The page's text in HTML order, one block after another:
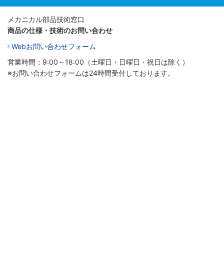
メカニカル部品技術窓口
商品の仕様・技術のお問い合わせ
Webお問い合わせフォーム
営業時間：9:00～18:00（土曜日・日曜日・祝日は除く）
※お問い合わせフォームは24時間受付しております。